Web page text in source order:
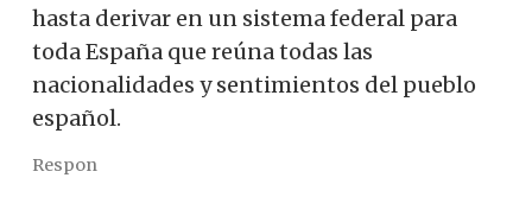
hasta derivar en un sistema federal para
toda España que reúna todas las
nacionalidades y sentimientos del pueblo
español.
Respon